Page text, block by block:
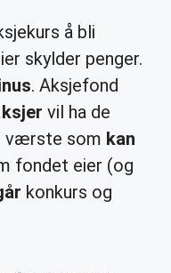
å bli
skylder penger.
. Aksjefond
vil ha de
værste som kan
fondet eier (og
konkurs og